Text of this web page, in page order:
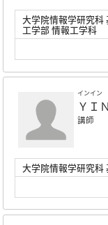
大学院情報学研究科
工学部 情報工学科
インイン
ＹＩ
講師
大学院情報学研究